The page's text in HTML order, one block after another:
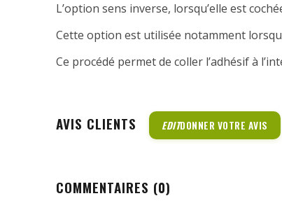
L’option sens inverse, lorsqu’elle est
Cette option est utilisée notamment
Ce procédé permet de coller l’adhésif à
AVIS CLIENTS EDITDONNER VOTRE AVIS
COMMENTAIRES (0)